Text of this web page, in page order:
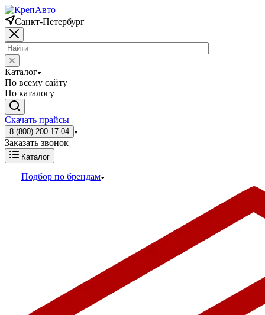
Санкт-Петербург
Каталог
По всему сайту
По каталогу
Скачать прайсы
8 (800) 200-17-04
Заказать звонок
Каталог
Подбор по брендам